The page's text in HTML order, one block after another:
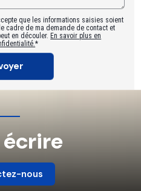
que les informations saisies soient
cadre de ma demande de contact et
en découler.En savoir plus en
*
écrire
nous